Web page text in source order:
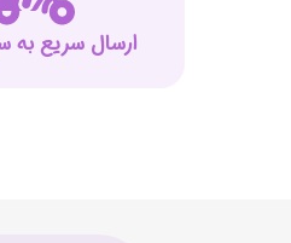
ارسال سریع به